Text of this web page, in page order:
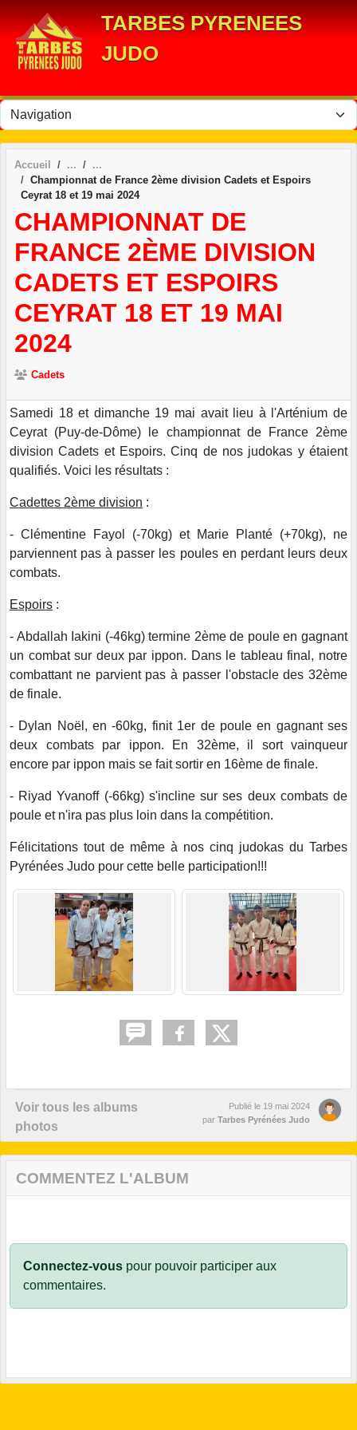
TARBES PYRENEES
JUDO
Accueil
Championnat de France 2ème division Cadets et Espoirs
Ceyrat 18 et 19 mai 2024
CHAMPIONNAT DE
FRANCE 2ÈME DIVISION
CADETS ET ESPOIRS
CEYRAT 18 ET 19 MAI
2024
Cadets
Samedi 18 et dimanche 19 mai avait lieu à l'Arténium de
Ceyrat (Puy-de-Dôme) le championnat de France 2ème
division Cadets et Espoirs. Cinq de nos judokas y étaient
qualifiés. Voici les résultats :
Cadettes 2ème division :
- Clémentine Fayol (-70kg) et Marie Planté (+70kg), ne
parviennent pas à passer les poules en perdant leurs deux
combats.
Espoirs :
- Abdallah Iakini (-46kg) termine 2ème de poule en gagnant
un combat sur deux par ippon. Dans le tableau final, notre
combattant ne parvient pas à passer l'obstacle des 32ème
de finale.
- Dylan Noël, en -60kg, finit 1er de poule en gagnant ses
deux combats par ippon. En 32ème, il sort vainqueur
encore par ippon mais se fait sortir en 16ème de finale.
- Riyad Yvanoff (-66kg) s'incline sur ses deux combats de
poule et n'ira pas plus loin dans la compétition.
Félicitations tout de même à nos cinq judokas du Tarbes
Pyrénées Judo pour cette belle participation!!!
Voir tous les albums
photos
Publié le 19 mai 2024
par Tarbes Pyrénées Judo
COMMENTEZ L'ALBUM
Connectez-vous pour pouvoir participer aux
commentaires.
Panneau de gestion des cookies